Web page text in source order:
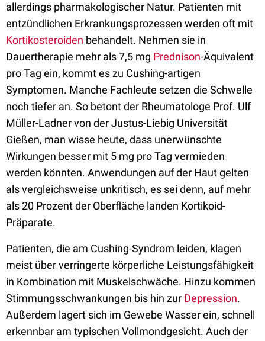
allerdings pharmakologischer Natur. Patienten mit
entzündlichen Erkrankungsprozessen werden oft mit
Kortikosteroiden behandelt. Nehmen sie in
Dauertherapie mehr als 7,5 mg Prednison-Äquivalent
pro Tag ein, kommt es zu Cushing-artigen
Symptomen. Manche Fachleute setzen die Schwelle
noch tiefer an. So betont der Rheumatologe Prof. Ulf
Müller-Ladner von der Justus-Liebig Universität
Gießen, man wisse heute, dass unerwünschte
Wirkungen besser mit 5 mg pro Tag vermieden
werden könnten. Anwendungen auf der Haut gelten
als vergleichsweise unkritisch, es sei denn, auf mehr
als 20 Prozent der Oberfläche landen Kortikoid-
Präparate.
Patienten, die am Cushing-Syndrom leiden, klagen
meist über verringerte körperliche Leistungsfähigkeit
in Kombination mit Muskelschwäche. Hinzu kommen
Stimmungsschwankungen bis hin zur Depression.
Außerdem lagert sich im Gewebe Wasser ein, schnell
erkennbar am typischen Vollmondgesicht. Auch der